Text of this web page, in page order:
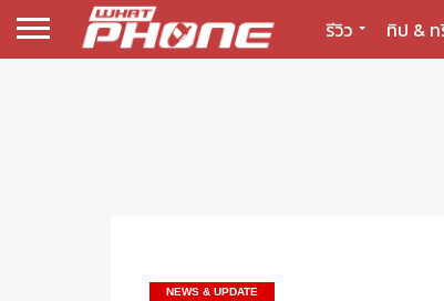
รีวิว ทิป &
NEWS & UPDATE